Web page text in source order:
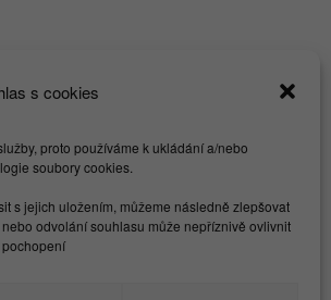
s cookies
proto používáme k ukládání a/nebo
soubory cookies.
s jejich uložením, můžeme následně zlepšovat
odvolání souhlasu může nepříznivě ovlivnit